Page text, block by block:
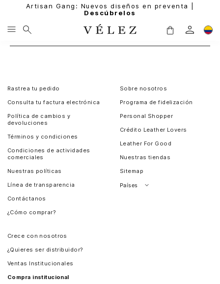
Artisan Gang: Nuevos diseños en preventa |
Descúbrelos
Rastrea tu pedido
Consulta tu factura electrónica
Política de cambios y
devoluciones
Términos y condiciones
Condiciones de actividades
comerciales
Nuestras políticas
Línea de transparencia
Contáctanos
¿Cómo comprar?
Sobre nosotros
Programa de fidelización
Personal Shopper
Crédito Leather Lovers
Leather For Good
Nuestras tiendas
Sitemap
Países
Crece con nosotros
¿Quieres ser distribuidor?
Ventas Institucionales
Compra institucional